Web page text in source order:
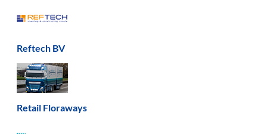
Reftech BV
Retail Floraways